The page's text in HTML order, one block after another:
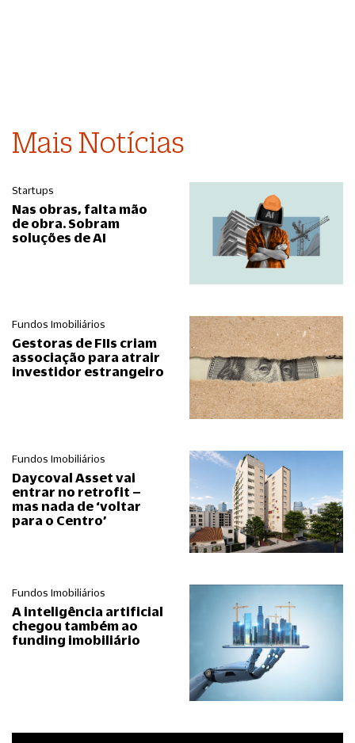
Mais Notícias
Startups
Nas obras, falta mão
de obra. Sobram
soluções de AI
Fundos Imobiliários
Gestoras de FIIs criam
associação para atrair
investidor estrangeiro
Fundos Imobiliários
Daycoval Asset vai
entrar no retrofit –
mas nada de ‘voltar
para o Centro’
Fundos Imobiliários
A inteligência artificial
chegou também ao
funding imobiliário